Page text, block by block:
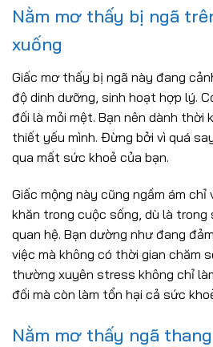
Nằm mơ thấy bị ngã
xuống
Giấc mơ thấy bị ngã này đang
độ dinh dưỡng, sinh hoạt hợp lý.
đối là mỏi mệt. Bạn nên dành thời
thiết yếu mình. Đừng bởi vì quá
qua mất sức khoẻ của bạn.
Giấc mộng này cũng ngầm ám chỉ
khăn trong cuộc sống, dù là trong
quan hệ. Bạn dường như đang
việc mà không có thời gian chăm
thường xuyên stress không chỉ
đối mà còn làm tổn hại cả sức
Nằm mơ thấy ngã